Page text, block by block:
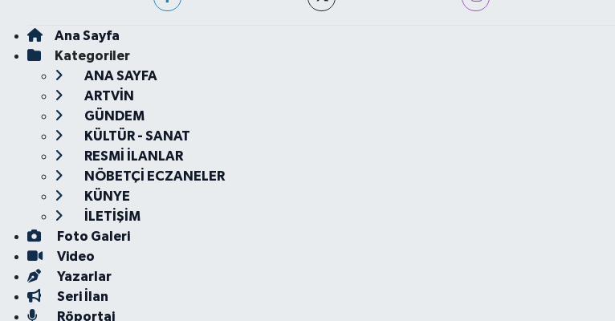
Ana Sayfa
Kategoriler
ANA SAYFA
ARTVİN
GÜNDEM
KÜLTÜR - SANAT
RESMİ İLANLAR
NÖBETÇİ ECZANELER
KÜNYE
İLETİŞİM
Foto Galeri
Video
Yazarlar
Seri İlan
Röportaj